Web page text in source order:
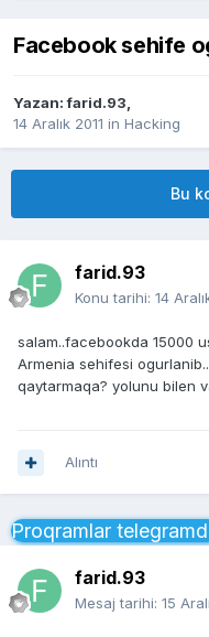
Facebook sehife
Yazan:farid.93,
14 Aralık 2011 in Hacking
Bu
farid.93
Konu tarihi: 14
salam..facebookda 15000
Armenia sehifesi
qaytarmaqa? yolunu bilen
Alıntı
Proqramlar
farid.93
Mesaj tarihi: 15